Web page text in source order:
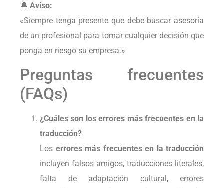
🔔 Aviso:
«Siempre tenga presente que debe buscar asesoría
de un profesional para tomar cualquier decisión que
ponga en riesgo su empresa.»
Preguntas frecuentes
(FAQs)
¿Cuáles son los errores más frecuentes en la
traducción?
Los errores más frecuentes en la traducción
incluyen falsos amigos, traducciones literales,
falta de adaptación cultural, errores